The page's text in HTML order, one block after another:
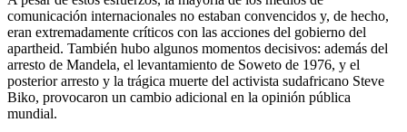
comunicación internacionales no estaban convencidos y, de hecho,
eran extremadamente críticos con las acciones del gobierno del
apartheid. También hubo algunos momentos decisivos: además del
arresto de Mandela, el levantamiento de Soweto de 1976, y el
posterior arresto y la trágica muerte del activista sudafricano Steve
Biko, provocaron un cambio adicional en la opinión pública
mundial.